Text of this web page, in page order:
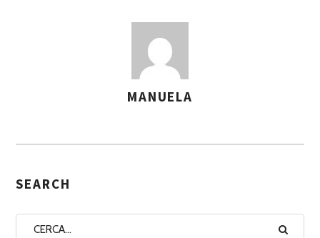
S
G
MANUELA
SEARCH